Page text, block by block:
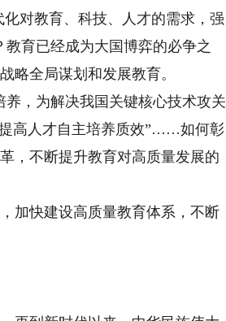
对教育、科技、人才的需求，强
育已经成为大国博弈的必争之
略全局谋划和发展教育。
，为解决我国关键核心技术攻关
高人才自主培养质效”……如何彰
，不断提升教育对高质量发展的
快建设高质量教育体系，不断